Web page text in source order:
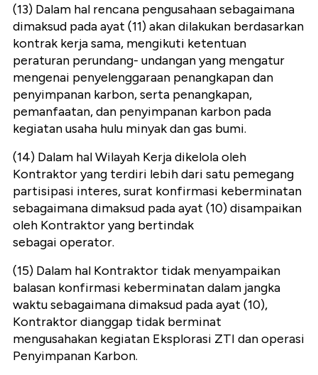
(13) Dalam hal rencana pengusahaan sebagaimana
dimaksud pada ayat (11) akan dilakukan berdasarkan
kontrak kerja sama, mengikuti ketentuan
peraturan perundang- undangan yang mengatur
mengenai penyelenggaraan penangkapan dan
penyimpanan karbon, serta penangkapan,
pemanfaatan, dan penyimpanan karbon pada
kegiatan usaha hulu minyak dan gas bumi.
(14) Dalam hal Wilayah Kerja dikelola oleh
Kontraktor yang terdiri lebih dari satu pemegang
partisipasi interes, surat konfirmasi keberminatan
sebagaimana dimaksud pada ayat (10) disampaikan
oleh Kontraktor yang bertindak
sebagai operator.
(15) Dalam hal Kontraktor tidak menyampaikan
balasan konfirmasi keberminatan dalam jangka
waktu sebagaimana dimaksud pada ayat (10),
Kontraktor dianggap tidak berminat
mengusahakan kegiatan Eksplorasi ZTI dan operasi
Penyimpanan Karbon.